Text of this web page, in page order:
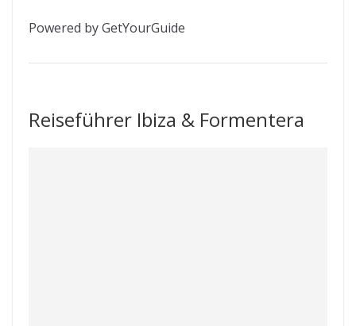
Powered by GetYourGuide
Reiseführer Ibiza & Formentera